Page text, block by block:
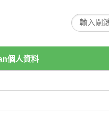
個人資料